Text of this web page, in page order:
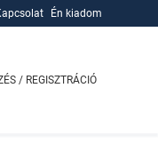
Én kiadom
/ REGISZTRÁCIÓ